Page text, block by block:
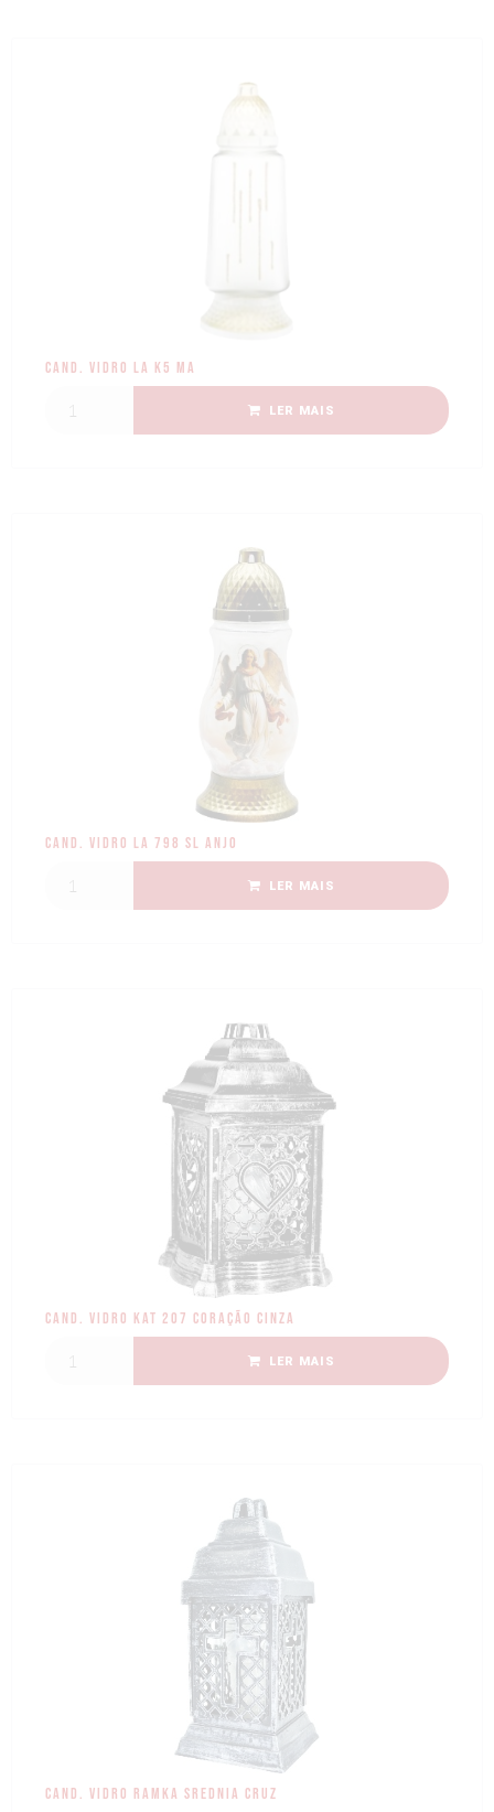
Cand. Vidro LA K5 MA
LER MAIS
Cand. Vidro LA 798 SL Anjo
LER MAIS
Cand. Vidro KAT 207 Coração cinza
LER MAIS
Cand. Vidro Ramka Srednia Cruz